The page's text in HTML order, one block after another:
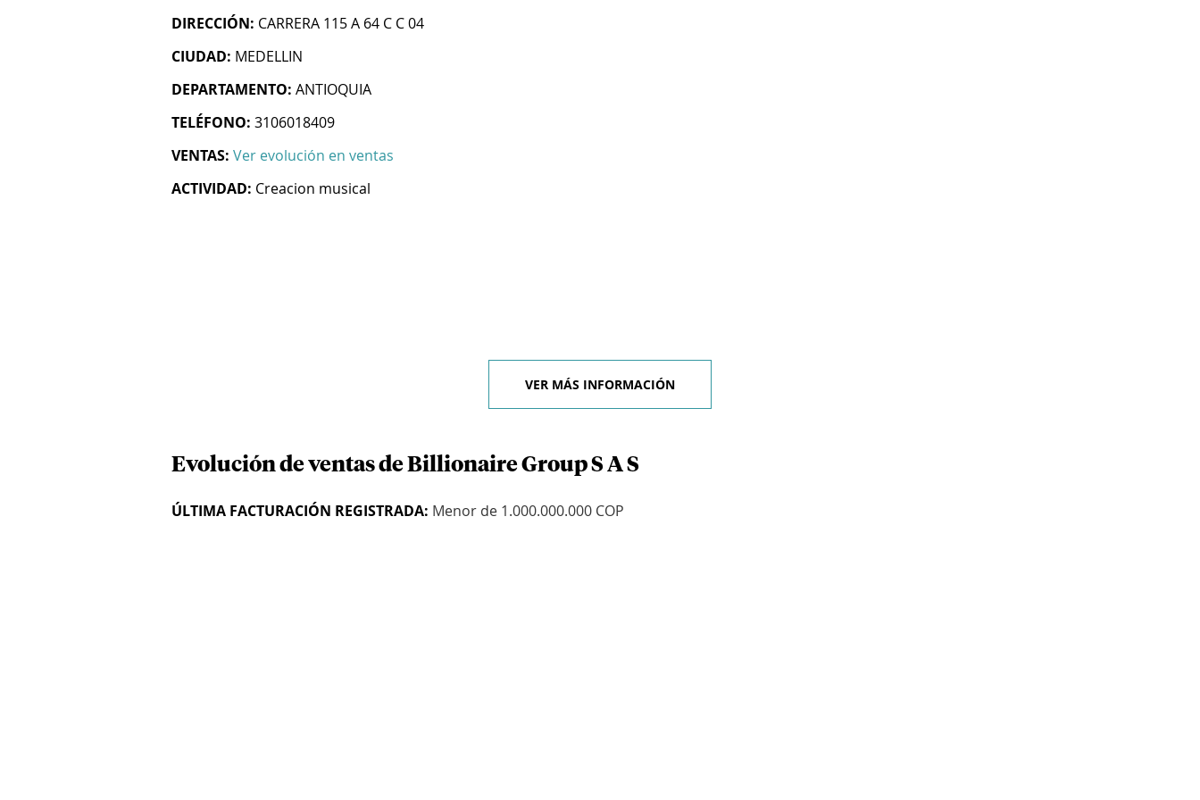
DIRECCIÓN: CARRERA 115 A 64 C C 04
CIUDAD: MEDELLIN
DEPARTAMENTO: ANTIOQUIA
TELÉFONO: 3106018409
VENTAS: Ver evolución en ventas
ACTIVIDAD: Creacion musical
VER MÁS INFORMACIÓN
Evolución de ventas de Billionaire Group S A S
ÚLTIMA FACTURACIÓN REGISTRADA: Menor de 1.000.000.000 COP